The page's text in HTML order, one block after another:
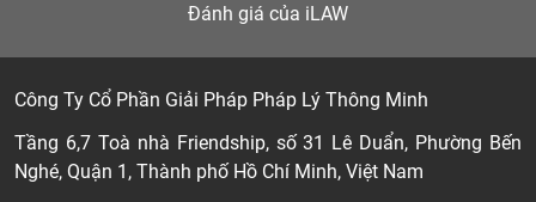
Đánh giá của iLAW
Công Ty Cổ Phần Giải Pháp Pháp Lý Thông Minh
Tầng 6,7 Toà nhà Friendship, số 31 Lê Duẩn, Phường Bến
Nghé, Quận 1, Thành phố Hồ Chí Minh, Việt Nam